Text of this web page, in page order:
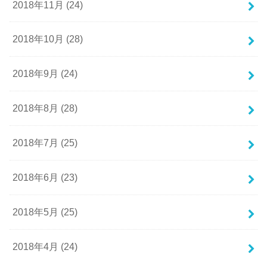
2018年11月 (24)
2018年10月 (28)
2018年9月 (24)
2018年8月 (28)
2018年7月 (25)
2018年6月 (23)
2018年5月 (25)
2018年4月 (24)